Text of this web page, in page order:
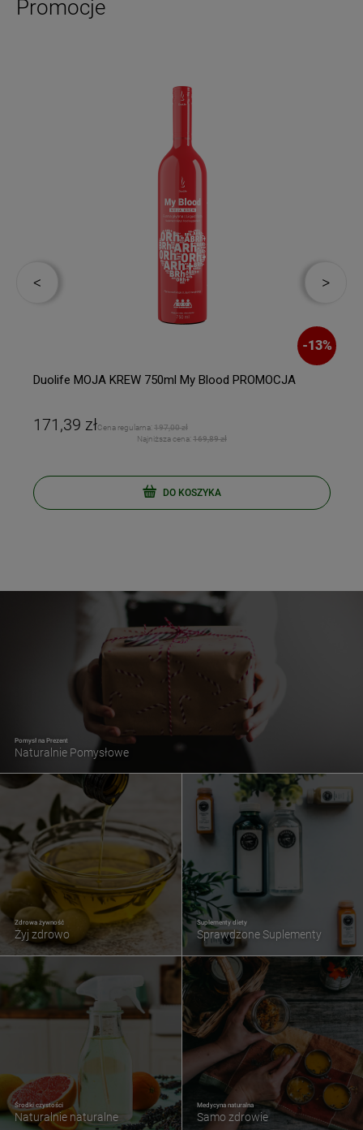
Promocje
-13%
Duolife MOJA KREW 750ml My Blood PROMOCJA
171,39 złCena regularna: 197,00 zł
Najniższa cena: 169,89 zł
DO KOSZYKA
Pomysł na Prezent
Naturalnie Pomysłowe
Zdrowa żywność
Żyj zdrowo
Suplementy diety
Sprawdzone Suplementy
Środki czystości
Naturalnie naturalne
Medycyna naturalna
Samo zdrowie